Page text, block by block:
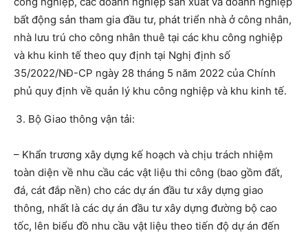
bất động sản tham gia đầu tư, phát triển nhà ở công nhân,
nhà lưu trú cho công nhân thuê tại các khu công nghiệp
và khu kinh tế theo quy định tại Nghị định số
35/2022/NĐ-CP ngày 28 tháng 5 năm 2022 của Chính
phủ quy định về quản lý khu công nghiệp và khu kinh tế.
Bộ Giao thông vận tải:
– Khẩn trương xây dựng kế hoạch và chịu trách nhiệm
toàn diện về nhu cầu các vật liệu thi công (bao gồm đất,
đá, cát đắp nền) cho các dự án đầu tư xây dựng giao
thông, nhất là các dự án đầu tư xây dựng đường bộ cao
tốc, lên biểu đồ nhu cầu vật liệu theo tiến độ dự án đến